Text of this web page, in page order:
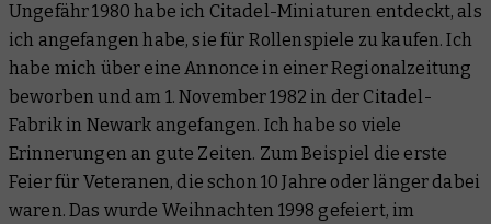
Ungefähr 1980 habe ich Citadel-Miniaturen entdeckt, als
ich angefangen habe, sie für Rollenspiele zu kaufen. Ich
habe mich über eine Annonce in einer Regionalzeitung
beworben und am 1. November 1982 in der Citadel-
Fabrik in Newark angefangen. Ich habe so viele
Erinnerungen an gute Zeiten. Zum Beispiel die erste
Feier für Veteranen, die schon 10 Jahre oder länger dabei
waren. Das wurde Weihnachten 1998 gefeiert, im